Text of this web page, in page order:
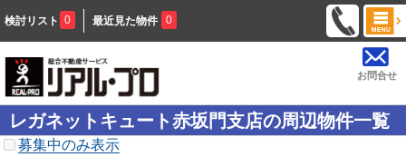
検討リスト 0 最近見た物件 0
お問合せ
レガネットキュート赤坂門支店の周辺物件一覧
募集中のみ表示